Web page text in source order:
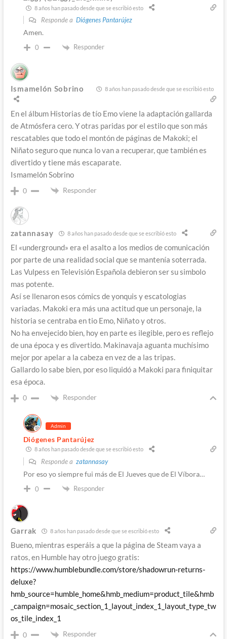
8 años han pasado desde que se escribió esto
Responde a Diógenes Pantarújez
Amen.
0 Responder
Ismamelón Sobrino 8 años han pasado desde que se escribió esto
En el álbum Historias de tío Emo viene la adaptación gallarda
de Atmósfera cero. Y otras paridas por el estilo que son más
rescatables que todo el montón de páginas de Makoki; el
Niñato seguro que nunca lo van a recuperar, que también es
divertido y tiene más escaparate.
Ismamelón Sobrino
0 Responder
zatannasay 8 años han pasado desde que se escribió esto
El «underground» era el asalto a los medios de comunicación
por parte de una realidad social que se mantenía soterrada.
Las Vulpess en Televisión Española debieron ser su simbolo
mas potente.
Así se llenaron esos cómics de yonquis y escatologias
variadas. Makoki era más una actitud que un personaje, la
historia se centraba en tio Emo, Niñato y otros.
No ha envejecido bien, hoy en parte es ilegible, pero es reflejo
de una época y es divertido. Makinavaja aguanta muchísimo
mejor por apelar a la cabeza en vez de a las tripas.
Gallardo lo sabe bien, por eso liquidó a Makoki para finiquitar
esa época.
0 Responder
Admin
Diógenes Pantarújez
8 años han pasado desde que se escribió esto
Responde a zatannasay
Por eso yo siempre fui más de El Jueves que de El Víbora…
0 Responder
Garrak 8 años han pasado desde que se escribió esto
Bueno, mientras esperáis a que la página de Steam vaya a
ratos, en Humble hay otro juego gratis:
https://www.humblebundle.com/store/shadowrun-returns-
deluxe?
hmb_source=humble_home&hmb_medium=product_tile&hmb
_campaign=mosaic_section_1_layout_index_1_layout_type_tw
os_tile_index_1
0 Responder